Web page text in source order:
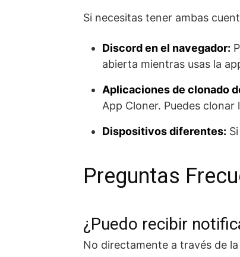
Si necesitas tener ambas
Discord en el navegador:
abierta mientras usas la
Aplicaciones de clonado
App Cloner. Puedes
Dispositivos diferentes:
Preguntas
¿Puedo recibir
No directamente a través de